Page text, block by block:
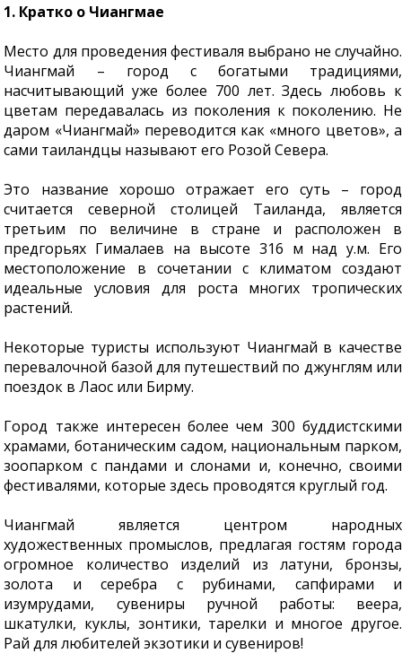
1. Кратко о Чиангмае
Место для проведения фестиваля выбрано не случайно.
Чиангмай – город с богатыми традициями,
насчитывающий уже более 700 лет. Здесь любовь к
цветам передавалась из поколения к поколению. Не
даром «Чиангмай» переводится как «много цветов», а
сами таиландцы называют его Розой Севера.
Это название хорошо отражает его суть – город
считается северной столицей Таиланда, является
третьим по величине в стране и расположен в
предгорьях Гималаев на высоте 316 м над у.м. Его
местоположение в сочетании с климатом создают
идеальные условия для роста многих тропических
растений.
Некоторые туристы используют Чиангмай в качестве
перевалочной базой для путешествий по джунглям или
поездок в Лаос или Бирму.
Город также интересен более чем 300 буддистскими
храмами, ботаническим садом, национальным парком,
зоопарком с пандами и слонами и, конечно, своими
фестивалями, которые здесь проводятся круглый год.
Чиангмай является центром народных
художественных промыслов, предлагая гостям города
огромное количество изделий из латуни, бронзы,
золота и серебра с рубинами, сапфирами и
изумрудами, сувениры ручной работы: веера,
шкатулки, куклы, зонтики, тарелки и многое другое.
Рай для любителей экзотики и сувениров!